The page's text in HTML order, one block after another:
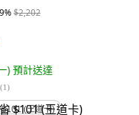
9%$2,202
) 預計送達
(1)
(王道卡)